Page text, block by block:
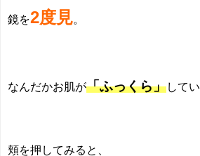
鏡を2度見
なんだかお肌が「ふっくら」して
頬を押してみると、